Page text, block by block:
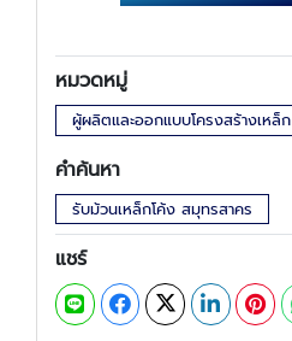
หมวดหมู่
ผู้ผลิตและออกแบบโครงสร้างเหล็ก
คำค้นหา
รับม้วนเหล็กโค้ง สมุทรสาคร
แชร์